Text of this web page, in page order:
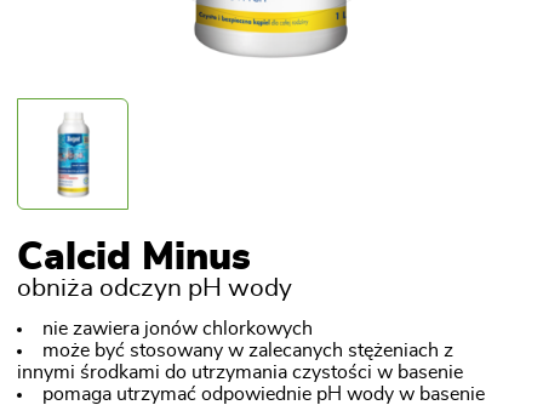
Calcid Minus
obniża odczyn pH wody
nie zawiera jonów chlorkowych
może być stosowany w zalecanych stężeniach z
innymi środkami do utrzymania czystości w basenie
pomaga utrzymać odpowiednie pH wody w basenie